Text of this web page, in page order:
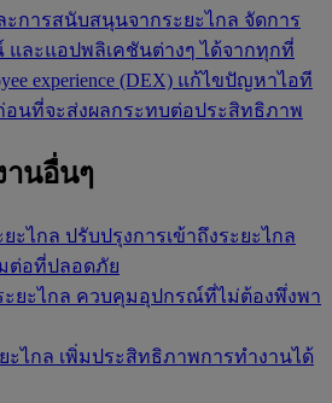
ะการสนับสนุนจากระยะไกล จัดการ
ละแอปพลิเคชันต่างๆ ได้จากทุกที่
experience (DEX) แก้ไขปัญหาไอที
อนที่จะส่งผลกระทบต่อประสิทธิภาพ
นอื่นๆ
ยะไกล ปรับปรุงการเข้าถึงระยะไกล
ต่อที่ปลอดภัย
ยะไกล ควบคุมอุปกรณ์ที่ไม่ต้องพึ่งพา
ะไกล เพิ่มประสิทธิภาพการทำงานได้